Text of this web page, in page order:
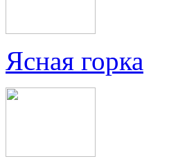
Ясная горка